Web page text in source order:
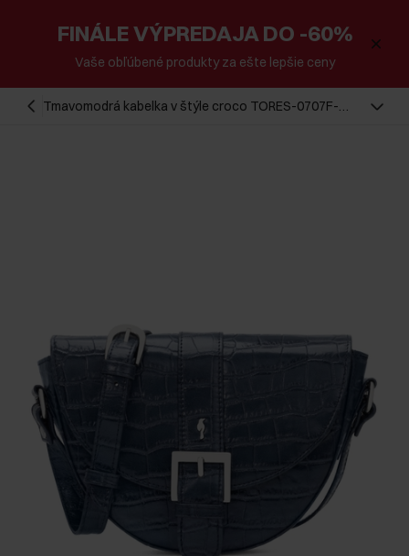
FINÁLE VÝPREDAJA DO -60%
Vaše obľúbené produkty za ešte lepšie ceny
Tmavomodrá kabelka v štýle croco TORES-0707F-